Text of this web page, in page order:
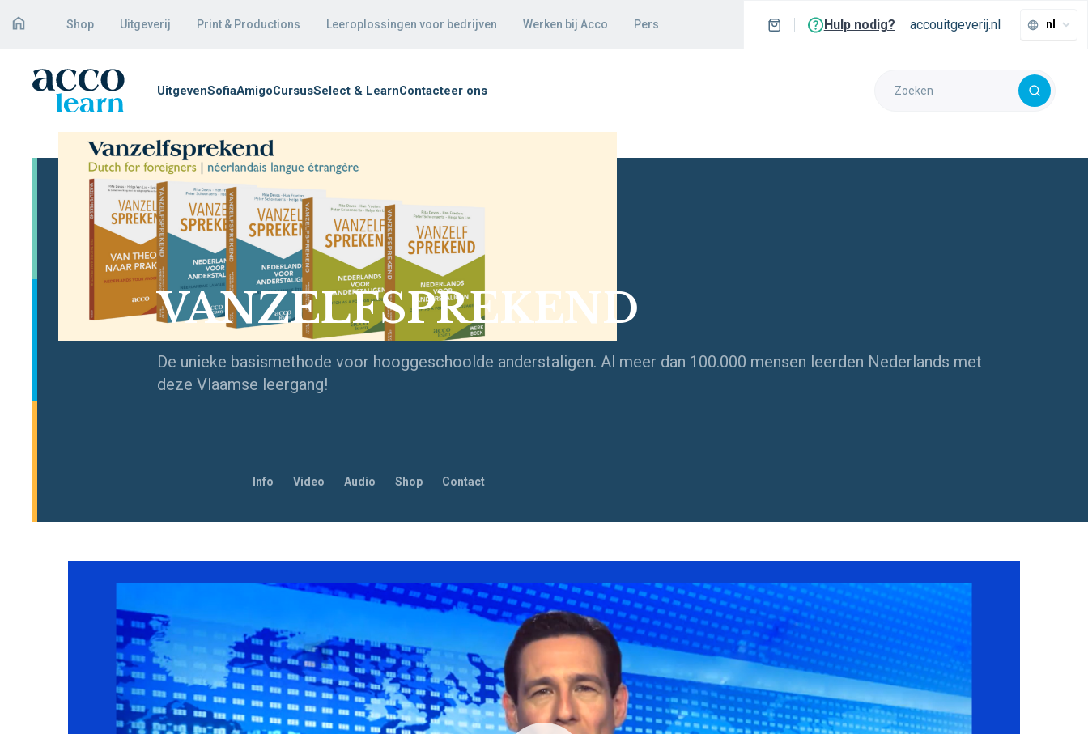
Shop Uitgeverij Print & Productions Leeroplossingen voor bedrijven Werken bij Acco Pers Hulp nodig? accouitgeverij.nl nl
UitgevenSofiaAmigoCursusSelect & LearnContacteer ons
VANZELFSPREKEND
De unieke basismethode voor hooggeschoolde anderstaligen. Al meer dan 100.000 mensen leerden Nederlands met
deze Vlaamse leergang!
Info Video Audio Shop Contact